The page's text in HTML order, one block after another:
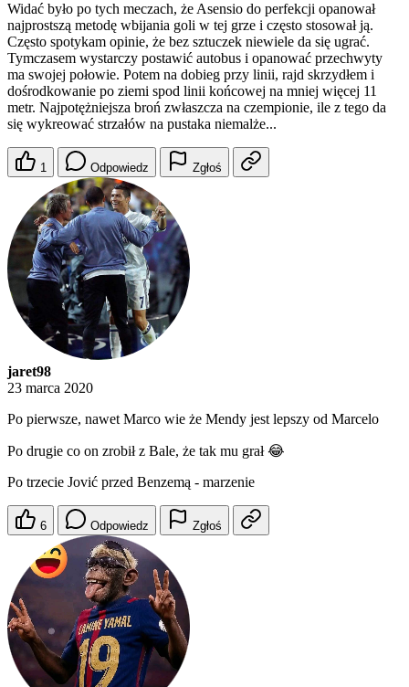
Widać było po tych meczach, że Asensio do perfekcji opanował
najprostszą metodę wbijania goli w tej grze i często stosował ją.
Często spotykam opinie, że bez sztuczek niewiele da się ugrać.
Tymczasem wystarczy postawić autobus i opanować przechwyty
ma swojej połowie. Potem na dobieg przy linii, rajd skrzydłem i
dośrodkowanie po ziemi spod linii końcowej na mniej więcej 11
metr. Najpotężniejsza broń zwłaszcza na czempionie, ile z tego da
się wykreować strzałów na pustaka niemalże...
1 Odpowiedz Zgłoś
jaret98
23 marca 2020
Po pierwsze, nawet Marco wie że Mendy jest lepszy od Marcelo
Po drugie co on zrobił z Bale, że tak mu grał 😂
Po trzecie Jović przed Benzemą - marzenie
6 Odpowiedz Zgłoś